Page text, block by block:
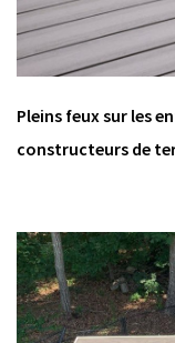
Pleins feux sur les
constructeurs de